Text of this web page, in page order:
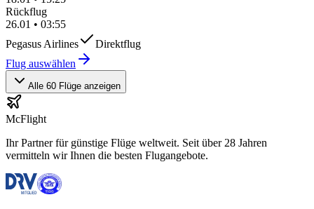
Rückflug
26.01 • 03:55
Pegasus Airlines
Direktflug
Flug auswählen
Alle 60 Flüge anzeigen
McFlight
Ihr Partner für günstige Flüge weltweit. Seit über 28 Jahren
vermitteln wir Ihnen die besten Flugangebote.